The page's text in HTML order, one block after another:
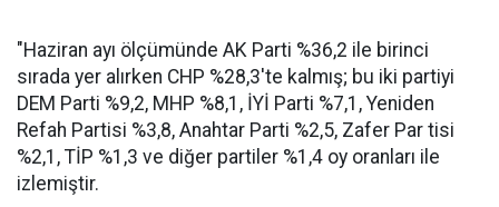
"Haziran ayı ölçümünde AK Parti %36,2 ile birinci
sırada yer alırken CHP %28,3'te kalmış; bu iki partiyi
DEM Parti %9,2, MHP %8,1, İYİ Parti %7,1, Yeniden
Refah Partisi %3,8, Anahtar Parti %2,5, Zafer Par tisi
%2,1, TİP %1,3 ve diğer partiler %1,4 oy oranları ile
izlemiştir.